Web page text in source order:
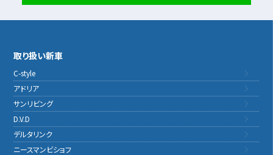
取り扱い新車
C-style
アドリア
サンリビング
D.V.D
デルタリンク
ニースマンビショフ